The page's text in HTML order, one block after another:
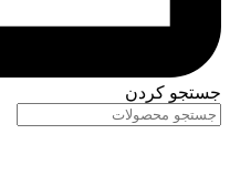
جستجو کردن